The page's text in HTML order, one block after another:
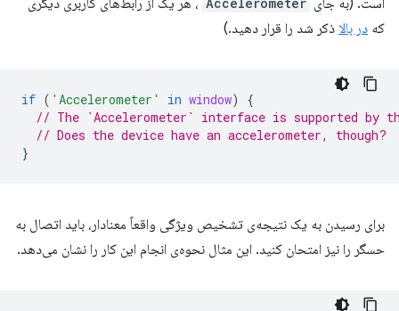
است. (به جای
، هر یک از رابط‌های کاربری دیگری
که در بالا ذکر شد را قرار دهید.)
if ( 'Accelerometer' in window)
{
// The `Accelerometer` interface is supported by
// Does the device have an accelerometer, though?
}
برای رسیدن به یک نتیجه‌ی تشخیص ویژگی واقعاً معنادار، باید اتصال به
حسگر را نیز امتحان کنید. این مثال نحوه‌ی انجام این کار را نشان می‌دهد.